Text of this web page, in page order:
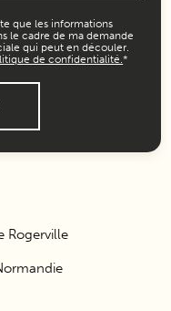
que les informations
le cadre de ma demande
qui peut en découler.
de confidentialité.*
Rogerville